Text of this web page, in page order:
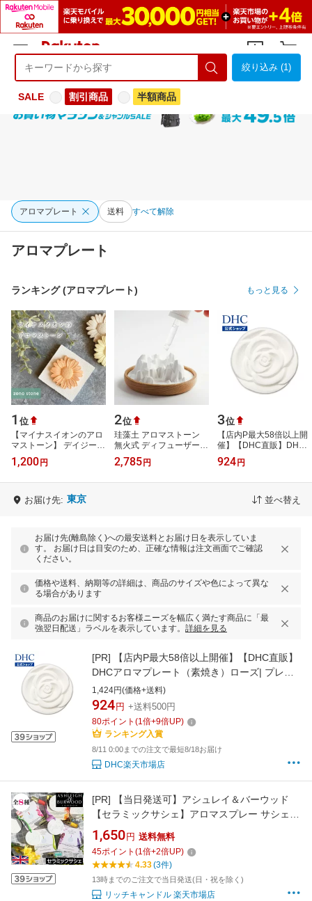
ようこそ 楽天市場へ ログイン
絞り込み (1)
SALE 割引商品 半額商品
アロマプレート 送料 すべて解除
アロマプレート
ランキング (アロマプレート) もっと見る
1 位
【マイナスイオンのアロ
マストーン】 デイジー
ミニプレート付現代漆喰
日本製 調湿 消臭 抗菌性
1,200 円
2位
珪藻土 アロマストーン
無火式 ディフューザー
おしゃれ 山型 黒 白 イン
テリア 芳香剤 エッセン
2,785 円
3位
【店内P最大58倍以上開
催】【DHC直販】DHC
アロマプレート（素焼
き）ローズ| プレート ア
924 円
お届け先: 東京 並べ替え
お届け先(離島除く)への最安送料とお届け日を表示していま
す。 お届け日は目安のため、正確な情報は注文画面でご確認
ください。
価格や送料、納期等の詳細は、商品のサイズや色によって異な
る場合があります
商品のお届けに関するお客様ニーズを幅広く満たす商品に「最
強翌日配送」ラベルを表示しています。 詳細を見る
[PR]
【店内P最大58倍以上開催】【DHC直販】
DHCアロマプレート（素焼き）ローズ| プレー
ト アロマストーン アロマグッズ ディフューザ
ー アロマディフューザー ストーン エッセンシ
ャルオイル アロマオイル 部屋 可愛い おしゃれ
グッズ トイレ 素焼き
1,424円(価格+送料)
924 円 +送料500円
80ポイント (1倍+9倍UP)
ランキング入賞
8/11 0:00までの注文で最短8/18お届け
DHC楽天市場店
[PR]
【当日発送可】アシュレイ＆バーウッド
【セラミックサシェ】アロマスプレー サシェ
ルームフレグランス 香りの調整 芳香剤 オシャ
レ 手軽 フレグランススプレー
Ashleigh&Burwood アシュレイバーウッド フレ
グランス 就寝 不眠症 癒し ルームフレグランス
寝室 トイレ
1,650 円 送料無料
45ポイント (1倍+2倍UP)
4.33(3件)
13時までのご注文で当日発送(日・祝を除く)
リッチキャンドル 楽天市場店